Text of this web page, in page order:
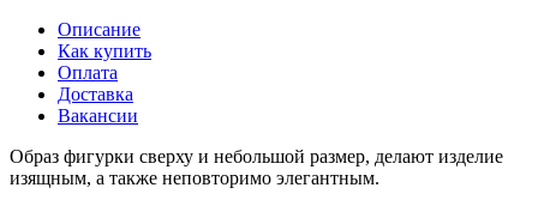
Описание
Как купить
Оплата
Доставка
Вакансии
Образ фигурки сверху и небольшой размер, делают изделие
изящным, а также неповторимо элегантным.